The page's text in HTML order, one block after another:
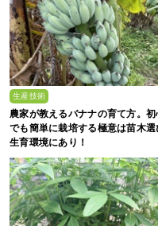
生産技術
農家が教えるバナナの育て方。初
でも簡単に栽培する極意は苗木選
生育環境にあり！